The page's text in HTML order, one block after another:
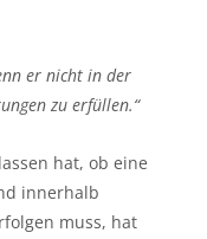
er nicht in der
zu erfüllen.“
hat, ob eine
innerhalb
muss, hat